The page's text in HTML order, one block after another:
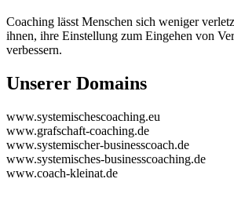
Coaching lässt Menschen sich weniger
ihnen, ihre Einstellung zum Eingehen von
verbessern.
Unserer Domains
www.systemischescoaching.eu
www.grafschaft-coaching.de
www.systemischer-businesscoach.de
www.systemisches-businesscoaching.de
www.coach-kleinat.de